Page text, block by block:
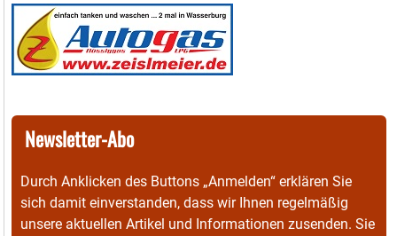
Newsletter-Abo
Durch Anklicken des Buttons „Anmelden“ erklären Sie
sich damit einverstanden, dass wir Ihnen regelmäßig
unsere aktuellen Artikel und Informationen zusenden. Sie